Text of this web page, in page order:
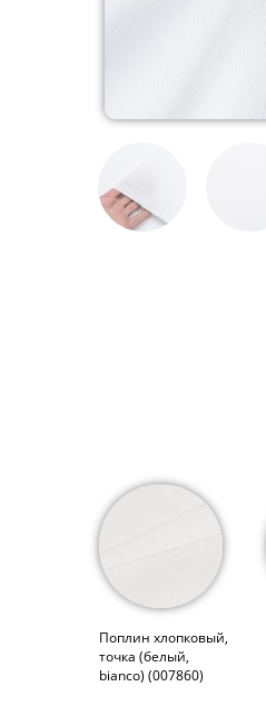
Поплин хлопковый,
точка (белый,
bianco) (007860)